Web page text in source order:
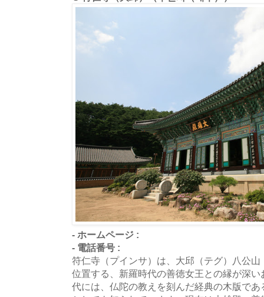
- ホームページ :
- 電話番号 :
符仁寺（プインサ）は、大邱（テグ）八公
位置する、新羅時代の善徳女王との縁が深
代には、仏陀の教えを刻んだ経典の木版で